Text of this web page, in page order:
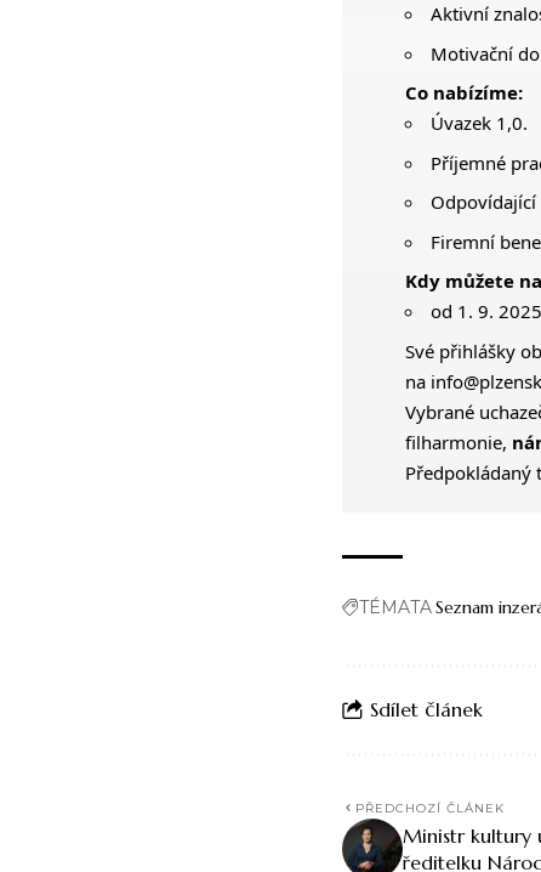
Aktivní
Motivační
Co nabízíme:
Úvazek 1,0.
Příjemné
Firemní
Kdy můžete
od 1. 9.
Své přihlášky
na
Vybrané
filharmonie,
Předpokládaný
TÉMATASeznam
Sdílet článek
PŘEDCHOZÍ ČLÁNEK
Ministr kultury
ředitelku